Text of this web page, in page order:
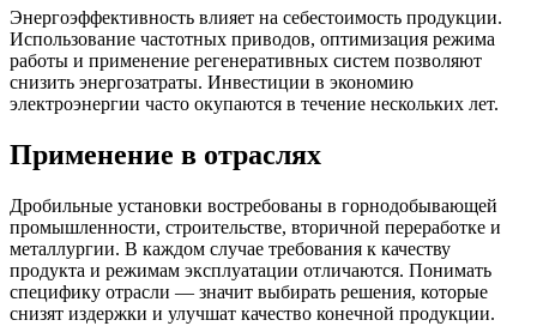
Энергоэффективность влияет на себестоимость продукции.
Использование частотных приводов, оптимизация режима
работы и применение регенеративных систем позволяют
снизить энергозатраты. Инвестиции в экономию
электроэнергии часто окупаются в течение нескольких лет.
Применение в отраслях
Дробильные установки востребованы в горнодобывающей
промышленности, строительстве, вторичной переработке и
металлургии. В каждом случае требования к качеству
продукта и режимам эксплуатации отличаются. Понимать
специфику отрасли — значит выбирать решения, которые
снизят издержки и улучшат качество конечной продукции.